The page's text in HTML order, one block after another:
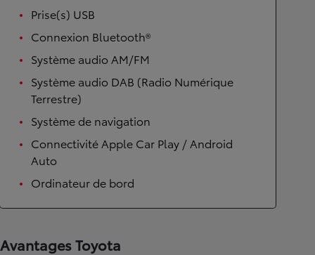
Prise(s) USB
Connexion Bluetooth®
Système audio AM/FM
Système audio DAB (Radio Numérique
Terrestre)
Système de navigation
Connectivité Apple Car Play / Android
Auto
Ordinateur de bord
Avantages Toyota